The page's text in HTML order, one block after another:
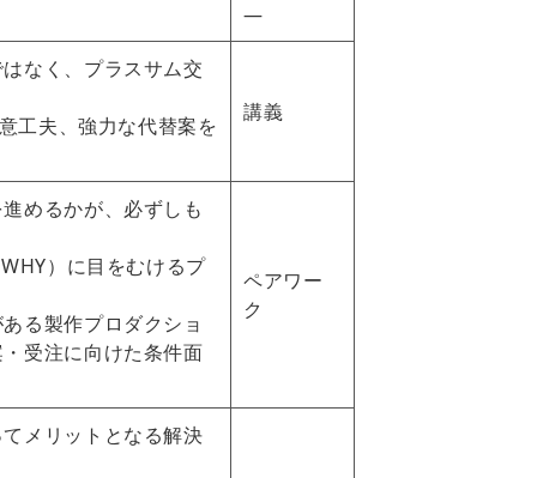
―
なく、プラスサム交
工夫、強力な代替案を
講義
めるかが、必ずしも
）に目をむけるプ
る製作プロダクショ
受注に向けた条件面
ペアワー
ク
メリットとなる解決